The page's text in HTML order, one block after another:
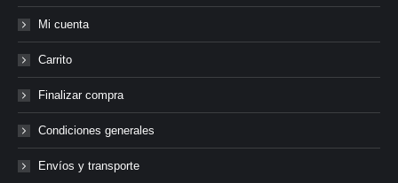
Mi cuenta
Carrito
Finalizar compra
Condiciones generales
Envíos y transporte